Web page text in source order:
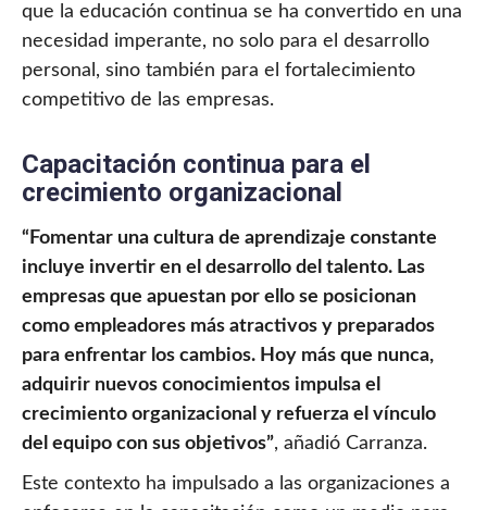
que la educación continua se ha convertido en una
necesidad imperante, no solo para el desarrollo
personal, sino también para el fortalecimiento
competitivo de las empresas.
Capacitación continua para el
crecimiento organizacional
“Fomentar una cultura de aprendizaje constante
incluye invertir en el desarrollo del talento. Las
empresas que apuestan por ello se posicionan
como empleadores más atractivos y preparados
para enfrentar los cambios. Hoy más que nunca,
adquirir nuevos conocimientos impulsa el
crecimiento organizacional y refuerza el vínculo
del equipo con sus objetivos”, añadió Carranza.
Este contexto ha impulsado a las organizaciones a